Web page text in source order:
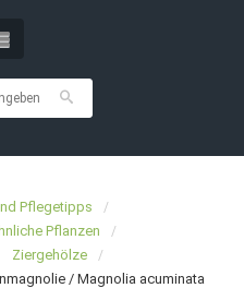
Pflegetipps
Pflanzen
Ziergehölze
/ Magnolia acuminata